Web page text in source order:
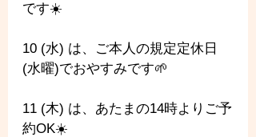
です☀️
10 (水) は、ご本人の規定定休日
(水曜)でおやすみです🌱
11 (木) は、あたまの14時よりご予
約OK☀️